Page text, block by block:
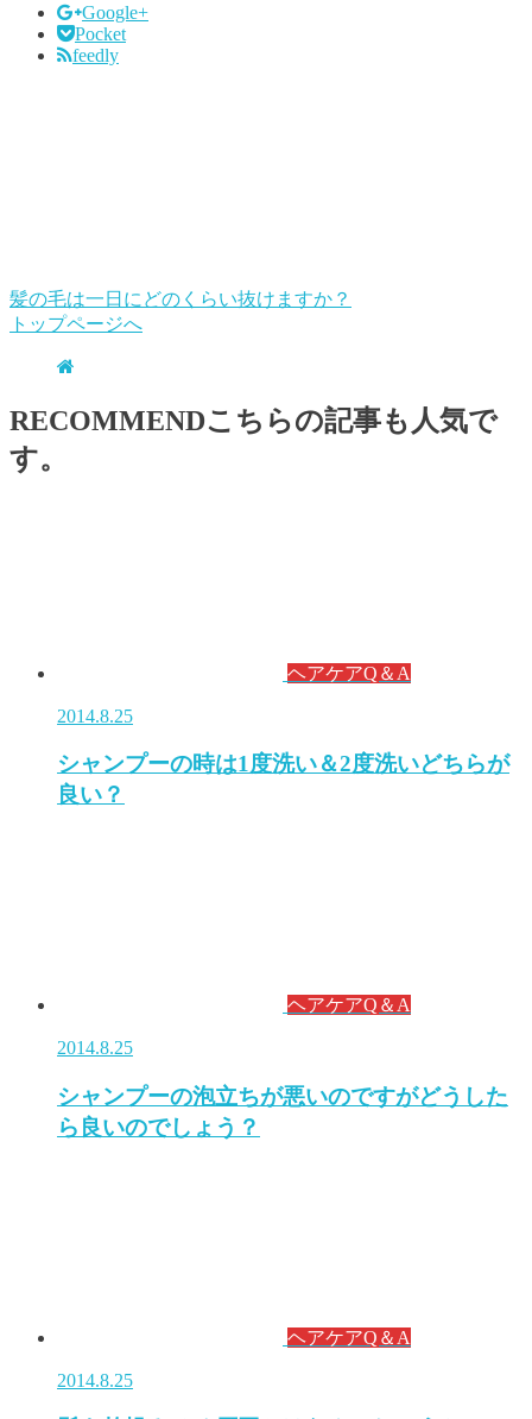
Google+
Pocket
feedly
髪の毛は一日にどのくらい抜けますか？
トップページへ
RECOMMENDこちらの記事も人気で
す。
ヘアケアQ＆A
2014.8.25
シャンプーの時は1度洗い＆2度洗いどちらが
良い？
ヘアケアQ＆A
2014.8.25
シャンプーの泡立ちが悪いのですがどうした
ら良いのでしょう？
ヘアケアQ＆A
2014.8.25